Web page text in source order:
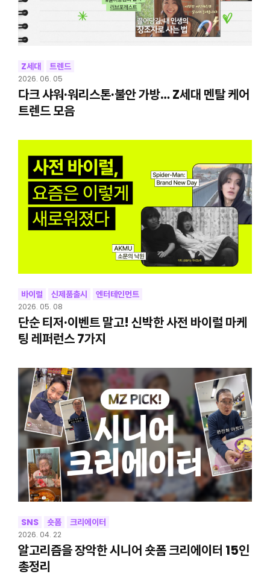
Z세대 트렌드
2026. 06. 05
다크 샤워·워리스톤·불안 가방… Z세대 멘탈 케어
트렌드 모음
바이럴 신제품출시 엔터테인먼트
2026. 05. 08
단순 티저·이벤트 말고! 신박한 사전 바이럴 마케
팅 레퍼런스 7가지
SNS 숏폼 크리에이터
2026. 04. 22
알고리즘을 장악한 시니어 숏폼 크리에이터 15인
총정리